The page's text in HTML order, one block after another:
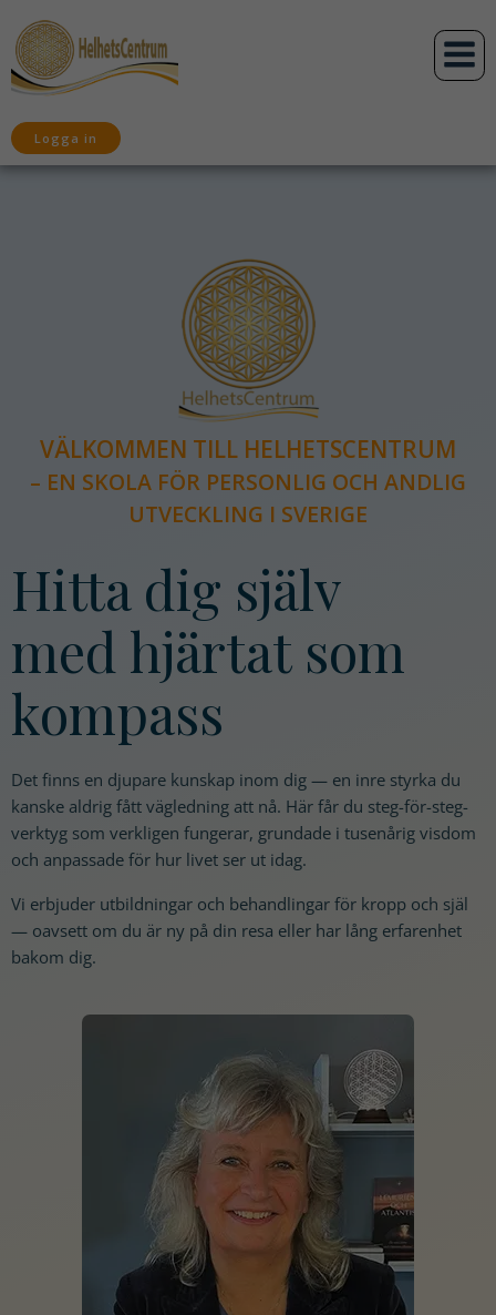
Logga in
VÄLKOMMEN TILL HELHETSCENTRUM
– EN SKOLA FÖR PERSONLIG OCH ANDLIG
UTVECKLING I SVERIGE
Hitta dig själv
med hjärtat som
kompass
Det finns en djupare kunskap inom dig — en inre styrka du
kanske aldrig fått vägledning att nå. Här får du steg-för-steg-
verktyg som verkligen fungerar, grundade i tusenårig visdom
och anpassade för hur livet ser ut idag.
Vi erbjuder utbildningar och behandlingar för kropp och själ
— oavsett om du är ny på din resa eller har lång erfarenhet
bakom dig.